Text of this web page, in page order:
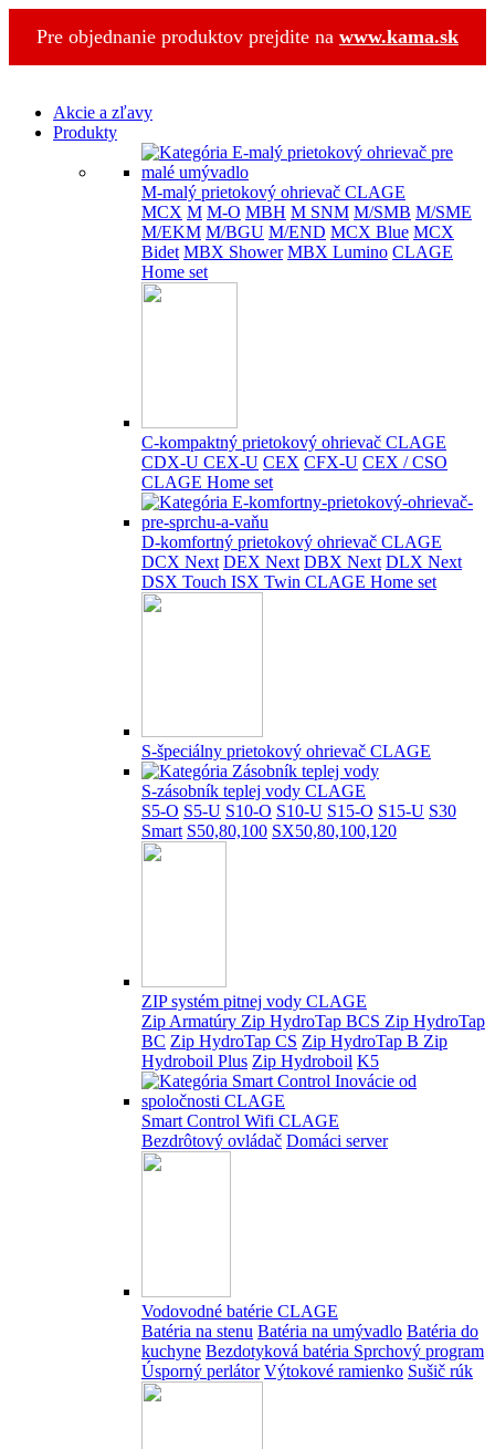
Pre objednanie produktov prejdite na www.kama.sk
Akcie a zľavy
Produkty
M-malý prietokový ohrievač CLAGE
MCX M M-O MBH M SNM M/SMB M/SME
M/EKM M/BGU M/END MCX Blue MCX
Bidet MBX Shower MBX Lumino CLAGE
Home set
C-kompaktný prietokový ohrievač CLAGE
CDX-U CEX-U CEX CFX-U CEX / CSO
CLAGE Home set
D-komfortný prietokový ohrievač CLAGE
DCX Next DEX Next DBX Next DLX Next
DSX Touch ISX Twin CLAGE Home set
S-špeciálny prietokový ohrievač CLAGE
S-zásobník teplej vody CLAGE
S5-O S5-U S10-O S10-U S15-O S15-U S30
Smart S50,80,100 SX50,80,100,120
ZIP systém pitnej vody CLAGE
Zip Armatúry Zip HydroTap BCS Zip HydroTap
BC Zip HydroTap CS Zip HydroTap B Zip
Hydroboil Plus Zip Hydroboil K5
Smart Control Wifi CLAGE
Bezdrôtový ovládač Domáci server
Vodovodné batérie CLAGE
Batéria na stenu Batéria na umývadlo Batéria do
kuchyne Bezdotyková batéria Sprchový program
Úsporný perlátor Výtokové ramienko Sušič rúk